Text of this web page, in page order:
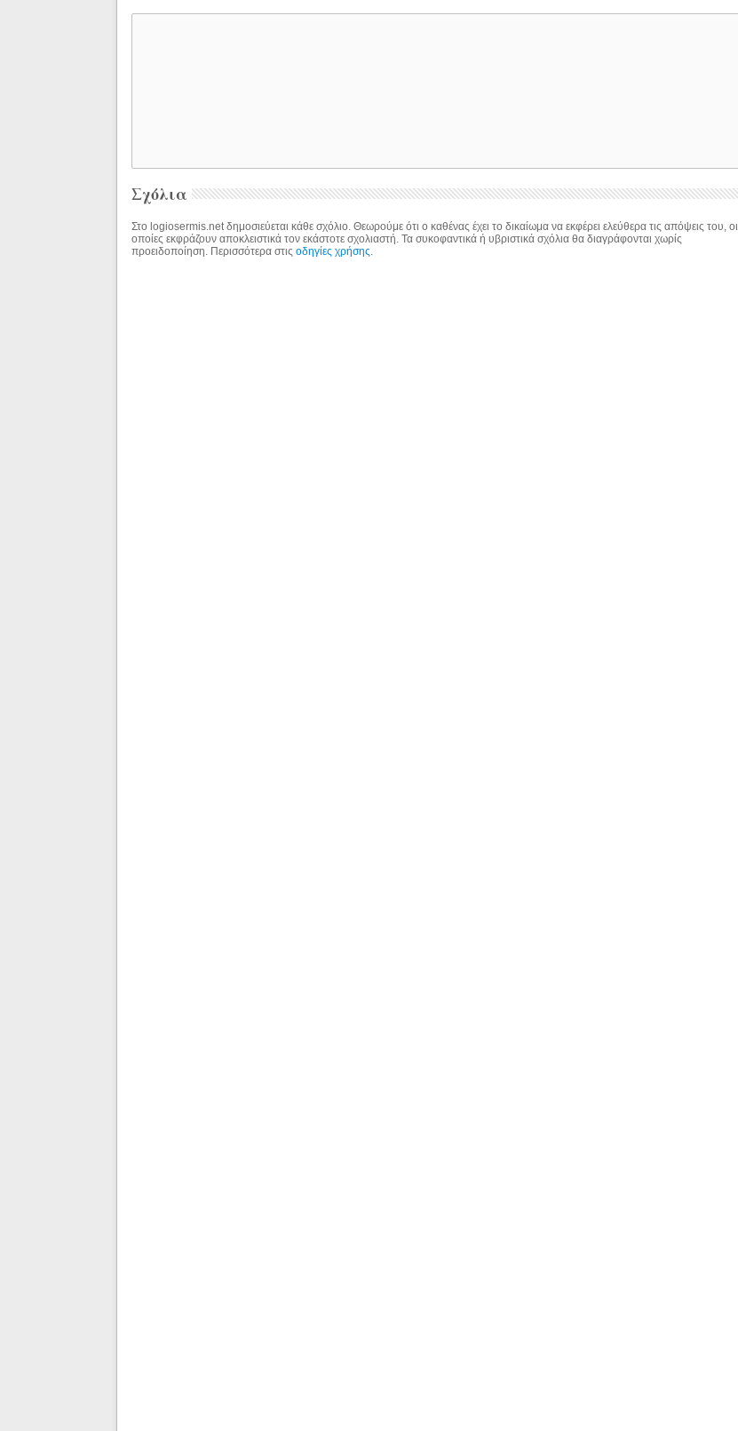
Σχόλια
Στο logiosermis.net δημοσιεύεται κάθε σχόλιο. Θεωρούμε ότι ο καθένας έχει το δικαίωμα να εκφέρει ελεύθερα τις απόψεις του, οι
οποίες εκφράζουν αποκλειστικά τον εκάστοτε σχολιαστή. Τα συκοφαντικά ή υβριστικά σχόλια θα διαγράφονται χωρίς
προειδοποίηση. Περισσότερα στιςοδηγίες χρήσης